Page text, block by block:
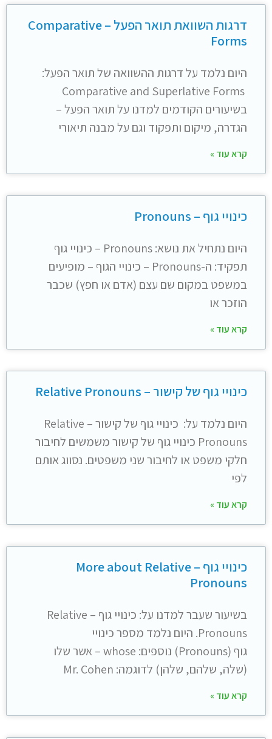
דרגות השוואת תואר הפעל – Comparative
Forms
היום נלמד על דרגות ההשוואה של תואר הפעל:
Comparative and Superlative Forms
בשיעורים הקודמים למדנו על תואר הפעל –
הגדרה, מיקום ותפקוד וגם על מבנה תיאורי
קרא עוד »
כינויי גוף – Pronouns
היום נתחיל את נושא: Pronouns – כינויי גוף
תפקיד: ה-Pronouns – כינויי הגוף – מופיעים
במשפט במקום שם עצם (אדם או חפץ) שכבר
הוזכר או
קרא עוד »
כינויי גוף של קישור – Relative Pronouns
היום נלמד על: כינויי גוף של קישור – Relative
Pronouns כינויי גוף של קישור משמשים לחיבור
חלקי משפט או לחיבור שני משפטים. נסווג אותם
לפי
קרא עוד »
כינויי גוף – More about Relative
Pronouns
בשיעור שעבר למדנו על: כינויי גוף – Relative
Pronouns. היום נלמד מספר כינויי
גוף (Pronouns) נוספים: whose – אשר שלו
(שלה, שלהם, שלהן) לדוגמה: Mr. Cohen
קרא עוד »